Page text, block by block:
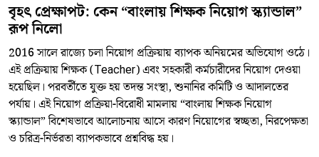
বৃহৎ প্রেক্ষাপট: কেন “বাংলায় শিক্ষক নিয়োগ স্ক্যান্ডাল”
রূপ নিলো
2016 সালে রাজ্যে চলা নিয়োগ প্রক্রিয়ায় ব্যাপক অনিয়মের অভিযোগ ওঠে।
এই প্রক্রিয়ায় শিক্ষক (Teacher) এবং সহকারী কর্মচারীদের নিয়োগ দেওয়া
হয়েছিল। পরবর্তীতে যুক্ত হয় তদন্ত সংস্থা, শুনানির কমিটি ও আদালতের
পর্যায়। এই নিয়োগ প্রক্রিয়া-বিরোধী মামলায় “বাংলায় শিক্ষক নিয়োগ
স্ক্যান্ডাল” বিশেষভাবে আলোচনায় আসে কারণ নিয়োগের স্বচ্ছতা, নিরপেক্ষতা
ও চরিত্র‐নির্ভরতা ব্যাপকভাবে প্রশ্নবিদ্ধ হয়।